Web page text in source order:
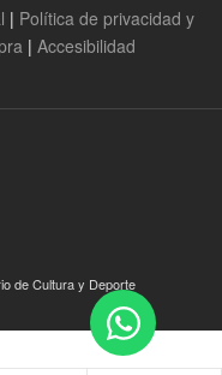
| Política de privacidad y
| Accesibilidad
de Cultura y Deporte